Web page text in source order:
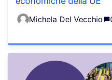
Michela Del Vecchio